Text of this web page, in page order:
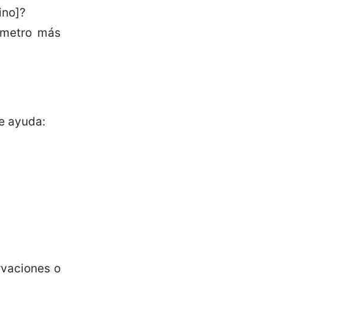
más
ayuda:
o